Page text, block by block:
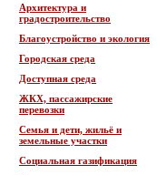
Архитектура и
градостроительство
Благоустройство и экология
Городская среда
Доступная среда
ЖКХ, пассажирские
перевозки
Семья и дети, жильё и
земельные участки
Социальная газификация